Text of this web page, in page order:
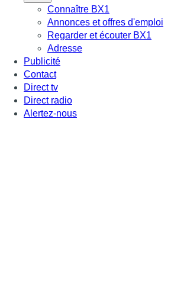
Connaître BX1
Annonces et offres d'emploi
Regarder et écouter BX1
Adresse
Publicité
Contact
Direct tv
Direct radio
Alertez-nous